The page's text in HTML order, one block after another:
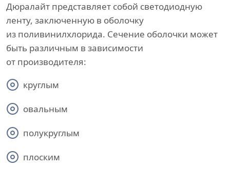
Дюралайт представляет собой светодиодную
ленту, заключенную в оболочку
из поливинилхлорида. Сечение оболочки может
быть различным в зависимости
от производителя:
круглым
овальным
полукруглым
плоским